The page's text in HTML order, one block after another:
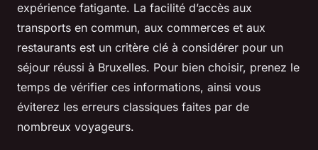
expérience fatigante. La facilité d’accès aux
transports en commun, aux commerces et aux
restaurants est un critère clé à considérer pour un
séjour réussi à Bruxelles. Pour bien choisir, prenez le
temps de vérifier ces informations, ainsi vous
éviterez les erreurs classiques faites par de
nombreux voyageurs.